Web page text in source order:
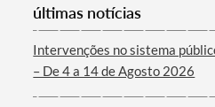
últimas notícias
Intervenções no sistema
– De 4 a 14 de Agosto 2026